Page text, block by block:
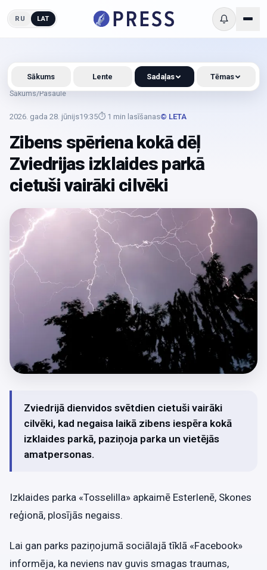
RU LAT
Sākums/Pasaule
2026. gada 28. jūnijs19:35⏱ 1 min lasīšanas© LETA
Zibens spēriena kokā dēļ
Zviedrijas izklaides parkā
cietuši vairāki cilvēki
Zviedrijā dienvidos svētdien cietuši vairāki
cilvēki, kad negaisa laikā zibens iespēra kokā
izklaides parkā, paziņoja parka un vietējās
amatpersonas.
Izklaides parka «Tosselilla» apkaimē Esterlenē, Skones
reģionā, plosījās negaiss.
Lai gan parks paziņojumā sociālajā tīklā «Facebook»
informēja, ka neviens nav guvis smagas traumas,
Sākums Lente Sadaļas Tēmas